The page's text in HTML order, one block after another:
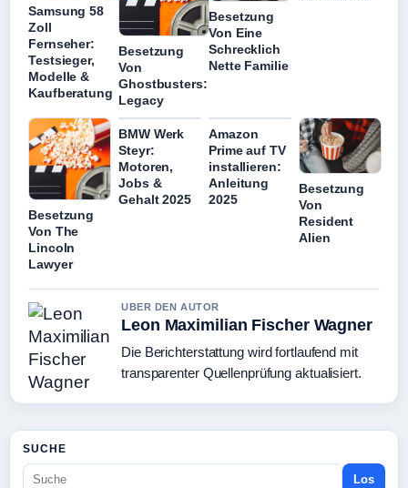
Samsung 58
Zoll
Fernseher:
Testsieger,
Modelle &
Kaufberatung
Besetzung
Von
Ghostbusters:
Legacy
Besetzung
Von Eine
Schrecklich
Nette Familie
Besetzung
Von The
Lincoln
Lawyer
BMW Werk
Steyr:
Motoren,
Jobs &
Gehalt 2025
Amazon
Prime auf TV
installieren:
Anleitung
2025
Besetzung
Von
Resident
Alien
UBER DEN AUTOR
Leon Maximilian Fischer Wagner
Die Berichterstattung wird fortlaufend mit
transparenter Quellenprüfung aktualisiert.
SUCHE
Los